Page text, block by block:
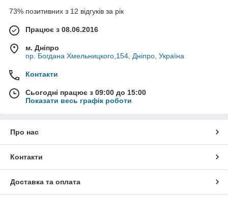
73% позитивних з 12 відгуків за рік
Працює з 08.06.2016
м. Дніпро
пр. Богдана Хмельницкого,154, Дніпро, Україна
Контакти
Сьогодні працює з 09:00 до 15:00
Показати весь графік роботи
Про нас
Контакти
Доставка та оплата